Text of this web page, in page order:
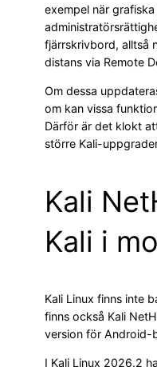
exempel när
fjärrskrivbord, alltså
distans via Remote
Om dessa
om kan vissa
Därför är det klokt
större Kali-
Kali
Kali i
Kali Linux finns inte
finns också Kali
version för Android-
I Kali Linux 2026.2